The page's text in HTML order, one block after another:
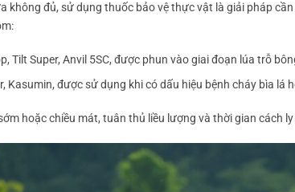
không đủ, sử dụng thuốc bảo vệ thực vật là giải pháp
Tilt Super, Anvil 5SC, được phun vào giai đoạn lúa trỗ
Kasumin, được sử dụng khi có dấu hiệu bệnh cháy bìa lá
hoặc chiều mát, tuân thủ liều lượng và thời gian cách